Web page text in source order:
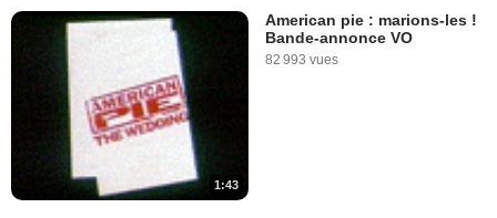
1:43
American pie : marions-les !
Bande-annonce VO
82 993 vues